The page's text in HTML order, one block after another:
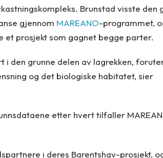
Brunstad visste den
gjennom MAREANO-programmet,
et prosjekt som gagnet begge parter.
i den grunne delen av lagrekken,
og det biologiske habitatet, sier
etter hvert tilfaller
i deres Barentshav-prosjekt,